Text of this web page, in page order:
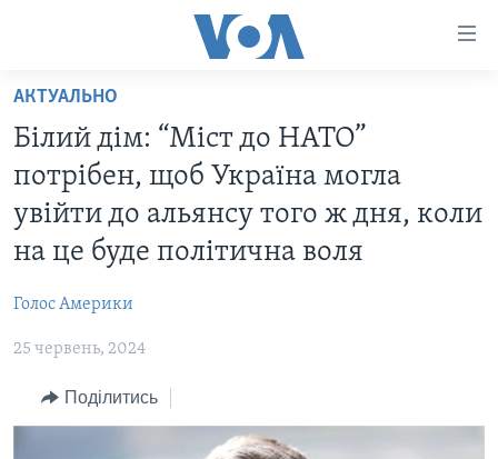
Перейти
матеріалу
Перейти
меню
сторінки
до
Пошуку
АКТУАЛЬНО
СВІТ
ВІЙНА - ЦЕ ОСОБИСТЕ
УКРАЇНЦІ У СВІТІ
НАУКА
АНАЛІТИКА
ПОЛІТИКА В США
ДНІВ
УКРАЇНЦІ В АМЕРИЦІ
ІНТЕРВ'Ю
АКТУАЛЬНО
Білий дім: “Міст до НАТО”
потрібен, щоб Україна могла
увійти до альянсу того ж дня, коли
на це буде політична воля
Голос Америки
25 червень, 2024
Поділитись